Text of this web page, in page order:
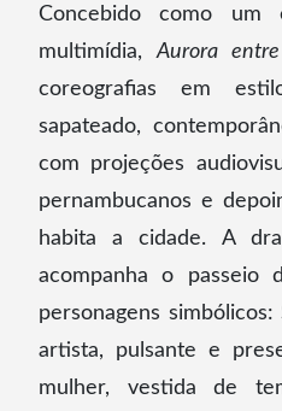
Concebido como um
multimídia,Aurora
coreografias em
sapateado,
com projeções
pernambucanos e
habita a cidade. A
acompanha o passeio
personagens
artista, pulsante e
mulher, vestida de